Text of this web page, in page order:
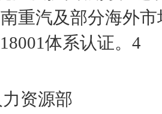
重汽及部分海外市
体系认证。4
资源部